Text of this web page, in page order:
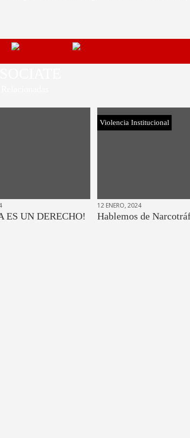
ES UN DERECHO!
Violencia Institucional
12 ENERO, 2024
Hablemos de